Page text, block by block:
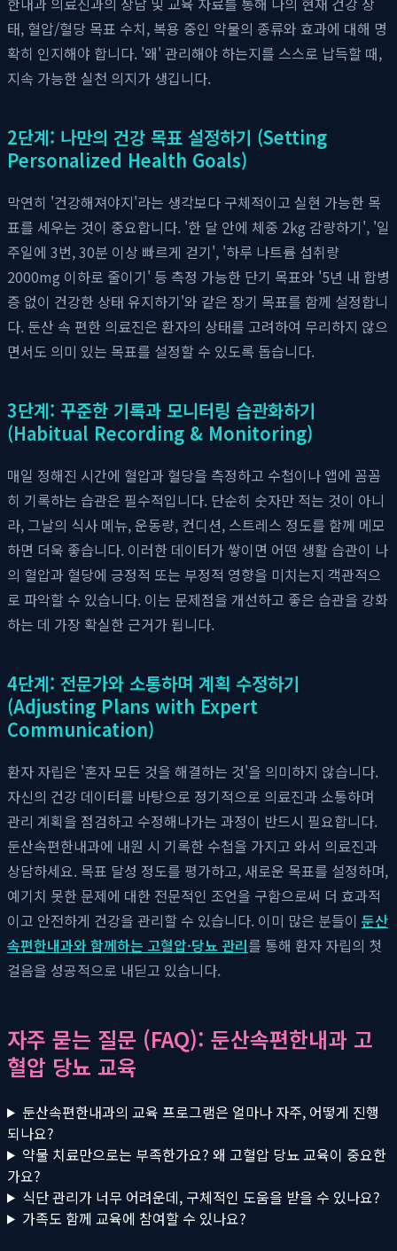
태, 혈압/혈당 목표 수치, 복용 중인 약물의 종류와 효과에 대해 명
확히 인지해야 합니다. '왜' 관리해야 하는지를 스스로 납득할 때,
지속 가능한 실천 의지가 생깁니다.
2단계: 나만의 건강 목표 설정하기 (Setting
Personalized Health Goals)
막연히 '건강해져야지'라는 생각보다 구체적이고 실현 가능한 목
표를 세우는 것이 중요합니다. '한 달 안에 체중 2kg 감량하기', '일
주일에 3번, 30분 이상 빠르게 걷기', '하루 나트륨 섭취량
2000mg 이하로 줄이기' 등 측정 가능한 단기 목표와 '5년 내 합병
증 없이 건강한 상태 유지하기'와 같은 장기 목표를 함께 설정합니
다. 둔산 속 편한 의료진은 환자의 상태를 고려하여 무리하지 않으
면서도 의미 있는 목표를 설정할 수 있도록 돕습니다.
3단계: 꾸준한 기록과 모니터링 습관화하기
(Habitual Recording & Monitoring)
매일 정해진 시간에 혈압과 혈당을 측정하고 수첩이나 앱에 꼼꼼
히 기록하는 습관은 필수적입니다. 단순히 숫자만 적는 것이 아니
라, 그날의 식사 메뉴, 운동량, 컨디션, 스트레스 정도를 함께 메모
하면 더욱 좋습니다. 이러한 데이터가 쌓이면 어떤 생활 습관이 나
의 혈압과 혈당에 긍정적 또는 부정적 영향을 미치는지 객관적으
로 파악할 수 있습니다. 이는 문제점을 개선하고 좋은 습관을 강화
하는 데 가장 확실한 근거가 됩니다.
4단계: 전문가와 소통하며 계획 수정하기
(Adjusting Plans with Expert
Communication)
환자 자립은 '혼자 모든 것을 해결하는 것'을 의미하지 않습니다.
자신의 건강 데이터를 바탕으로 정기적으로 의료진과 소통하며
관리 계획을 점검하고 수정해나가는 과정이 반드시 필요합니다.
둔산속편한내과에 내원 시 기록한 수첩을 가지고 와서 의료진과
상담하세요. 목표 달성 정도를 평가하고, 새로운 목표를 설정하며,
예기치 못한 문제에 대한 전문적인 조언을 구함으로써 더 효과적
이고 안전하게 건강을 관리할 수 있습니다. 이미 많은 분들이 둔산
속편한내과와 함께하는 고혈압·당뇨 관리를 통해 환자 자립의 첫
걸음을 성공적으로 내딛고 있습니다.
자주 묻는 질문 (FAQ): 둔산속편한내과 고
혈압 당뇨 교육
둔산속편한내과의 교육 프로그램은 얼마나 자주, 어떻게 진행
되나요?
약물 치료만으로는 부족한가요? 왜 고혈압 당뇨 교육이 중요한
가요?
식단 관리가 너무 어려운데, 구체적인 도움을 받을 수 있나요?
가족도 함께 교육에 참여할 수 있나요?